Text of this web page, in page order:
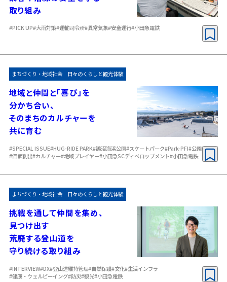
取り組み
#PICK UP#大雨対策#運輸司令所#異常気象#安全運行#小田急電鉄
まちづくり・地域社会 日々のくらしと観光体験
地域と仲間と「喜び」を
分かち合い、
そのまちのカルチャーを
共に育む
#SPECIAL ISSUE#HUG-RIDE PARK#鵠沼海浜公園#スケートパーク#Park-PFI#公園
#価値創出#カルチャー#地域プレイヤー#小田急SCディベロップメント#小田急電鉄
まちづくり・地域社会 日々のくらしと観光体験
挑戦を通して仲間を集め、
見つけ出す
荒廃する登山道を
守り続ける取り組み
#INTERVIEW#DX#登山道維持管理#自然保護#文化#生活インフラ
#健康・ウェルビーイング#防災#観光#小田急電鉄